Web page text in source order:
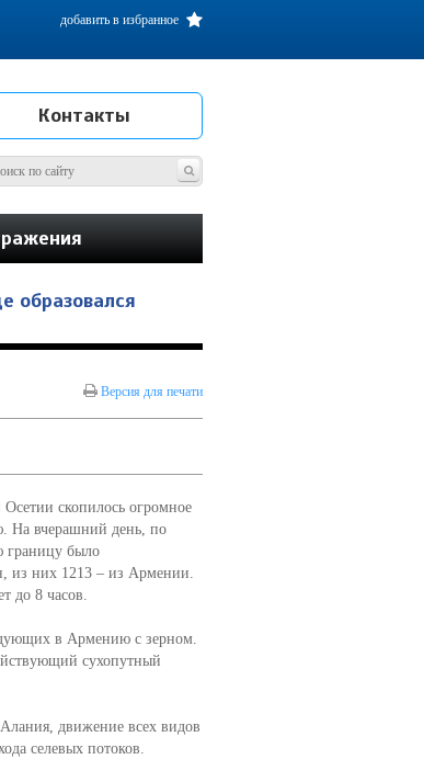
добавить в избранное
Контакты
образовался
Версия для печати
скопилось огромное
На вчерашний день, по
границу было
из них 1213 – из Армении.
до 8 часов.
в Армению с зерном.
сухопутный
движение всех видов
селевых потоков.